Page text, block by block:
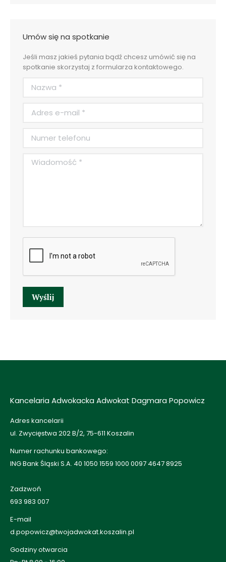
Umów się na spotkanie
Jeśli masz jakieś pytania bądź chcesz umówić się na
spotkanie skorzystaj z formularza kontaktowego.
Adres e-mail *
Numer telefonu
Wiadomość *
Wyślij
Kancelaria Adwokacka Adwokat Dagmara Popowicz
Adres kancelarii
ul. Zwycięstwa 202 B/2, 75-611 Koszalin
Numer rachunku bankowego:
ING Bank Śląski S.A. 40 1050 1559 1000 0097 4647 8925
Zadzwoń
693 983 007
E-mail
d.popowicz@twojadwokat.koszalin.pl
Godziny otwarcia